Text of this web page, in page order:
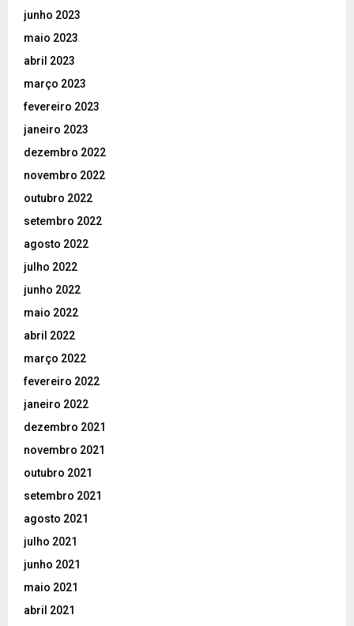
junho 2023
maio 2023
abril 2023
março 2023
fevereiro 2023
janeiro 2023
dezembro 2022
novembro 2022
outubro 2022
setembro 2022
agosto 2022
julho 2022
junho 2022
maio 2022
abril 2022
março 2022
fevereiro 2022
janeiro 2022
dezembro 2021
novembro 2021
outubro 2021
setembro 2021
agosto 2021
julho 2021
junho 2021
maio 2021
abril 2021